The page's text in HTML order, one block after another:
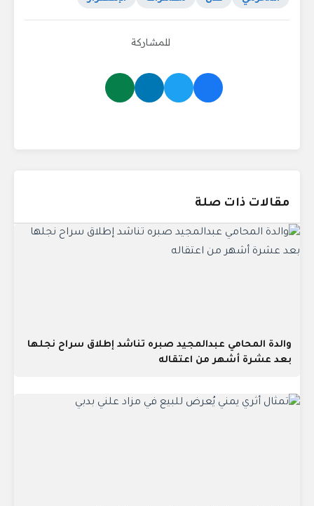
للمشاركة
مقالات ذات صلة
والدة المحامي عبدالمجيد صبره تناشد إطلاق سراح نجلها
بعد عشرة أشهر من اعتقاله